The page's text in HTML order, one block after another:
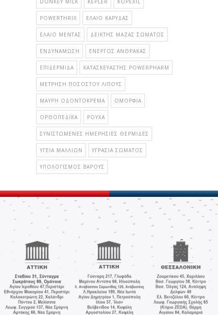
POWERTHRIX ΈΛΑΙΟ ΚΑΡΎΔΑΣ
ΈΛΑΙΟ ΜΈΝΤΑΣ ΔΕΊΚΤΗΣ ΜΆΖΑΣ ΣΏΜΑΤΟΣ
ΕΝΔΥΝΆΜΩΣΗ ΕΝΕΡΓΌΣ ΆΝΘΡΑΚΑΣ
ΕΠΙΔΕΡΜΊΔΑ ΚΑΤΑΣΚΕΥΑΣΤΉΣ POWERPHARM
ΜΈΤΡΗΣΗ ΠΟΣΟΣΤΟΎ ΛΊΠΟΥΣ
ΜΑΎΡΗ ΟΔΟΝΤΌΚΡΕΜΑ ΟΜΟΡΦΙΆ
ΟΡΘΟΠΕΔΙΚΆ ΡΟΎΧΑ
ΣΥΝΙΣΤΏΜΕΝΕΣ ΗΜΕΡΉΣΙΕΣ ΘΕΡΜΊΔΕΣ
ΥΓΕΊΑ ΜΑΛΛΙΏΝ ΥΓΡΑΣΊΑ ΣΏΜΑΤΟΣ
ΥΠΟΛΟΓΙΣΜΌΣ ΒΆΡΟΥΣ